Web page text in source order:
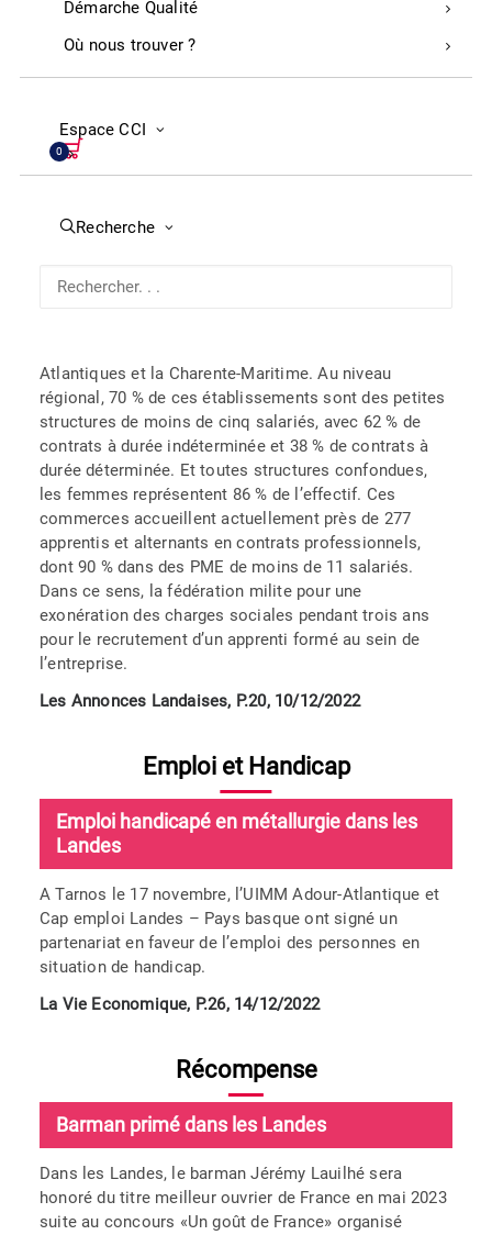
Démarche Qualité
Où nous trouver ?
Espace CCI
0
Recherche
Commerce
commerces de l’habillement dans les
Landes
indépendants de l’habillement, la Nouvelle-Aquitaine
France, selon le dernier baromètre de la Fédération
Atlantiques et la Charente-Maritime. Au niveau
régional, 70 % de ces établissements sont des petites
structures de moins de cinq salariés, avec 62 % de
contrats à durée indéterminée et 38 % de contrats à
durée déterminée. Et toutes structures confondues,
les femmes représentent 86 % de l’effectif. Ces
commerces accueillent actuellement près de 277
apprentis et alternants en contrats professionnels,
dont 90 % dans des PME de moins de 11 salariés.
Dans ce sens, la fédération milite pour une
exonération des charges sociales pendant trois ans
pour le recrutement d’un apprenti formé au sein de
l’entreprise.
Les Annonces Landaises, P.20, 10/12/2022
Emploi et Handicap
Emploi handicapé en métallurgie dans les
Landes
A Tarnos le 17 novembre, l’UIMM Adour-Atlantique et
Cap emploi Landes – Pays basque ont signé un
partenariat en faveur de l’emploi des personnes en
situation de handicap.
La Vie Economique, P.26, 14/12/2022
Récompense
Barman primé dans les Landes
Dans les Landes, le barman Jérémy Lauilhé sera
honoré du titre meilleur ouvrier de France en mai 2023
suite au concours «Un goût de France» organisé